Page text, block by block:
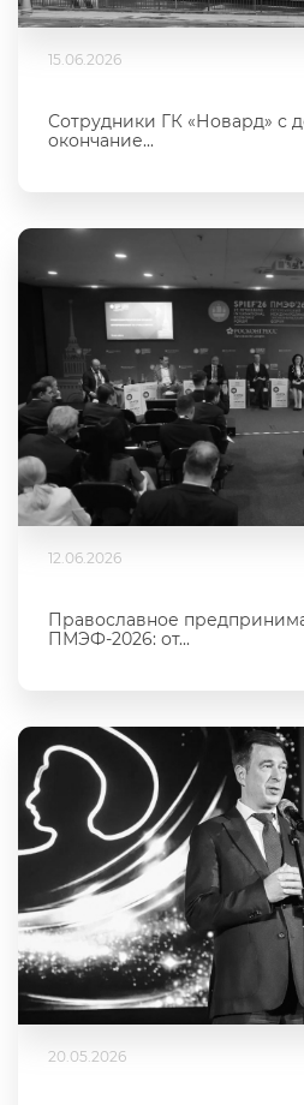
15.06.2026
Сотрудники ГК «Новард» с
окончание...
12.06.2026
Православное
ПМЭФ-2026: от...
20.05.2026